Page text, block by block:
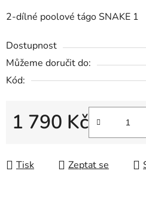
2-dílné poolové tágo SNAKE 1
Dostupnost
Můžeme doručit do:
Kód:
1 790 Kč
Tisk Zeptat se